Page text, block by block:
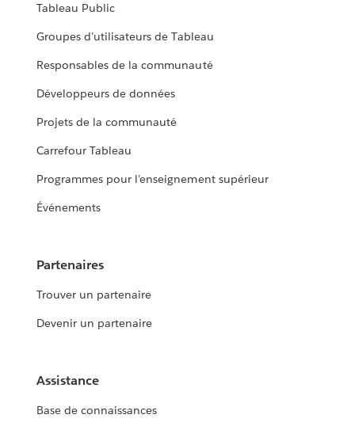
Tableau Public
Groupes d’utilisateurs de Tableau
Responsables de la communauté
Développeurs de données
Projets de la communauté
Carrefour Tableau
Programmes pour l’enseignement supérieur
Événements
Partenaires
Trouver un partenaire
Devenir un partenaire
Assistance
Base de connaissances